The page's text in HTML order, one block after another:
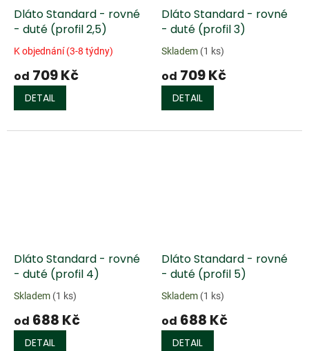
Dláto Standard - rovné
- duté (profil 2,5)
K objednání (3-8 týdny)
od 709 Kč
DETAIL
Dláto Standard - rovné
- duté (profil 3)
Skladem (1 ks)
od 709 Kč
DETAIL
Dláto Standard - rovné
- duté (profil 4)
Skladem (1 ks)
od 688 Kč
DETAIL
Dláto Standard - rovné
- duté (profil 5)
Skladem (1 ks)
od 688 Kč
DETAIL